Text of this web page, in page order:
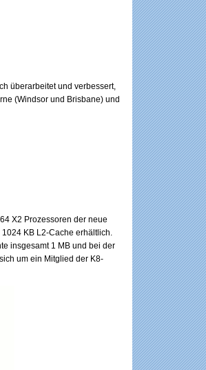
überarbeitet und verbessert,
(Windsor und Brisbane) und
X2 Prozessoren der neue
KB L2-Cache erhältlich.
insgesamt 1 MB und bei der
um ein Mitglied der K8-